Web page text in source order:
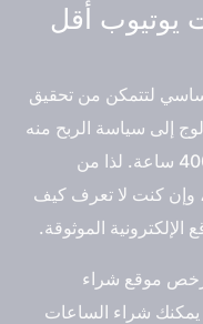
أقل
لتتمكن من تحقيق
إلى سياسة الربح منه
إلا عندما يحقق محتواك ما لا يقل عن 4000 ساعة. لذا من
وإن كنت لا تعرف كيف
الموثوقة.
موقع شراء
شراء الساعات